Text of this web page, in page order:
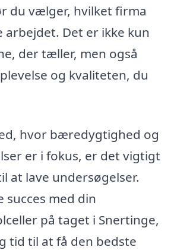
du vælger, hvilket firma
arbejdet. Det er ikke kun
der tæller, men også
og kvaliteten, du
hvor bæredygtighed og
er i fokus, er det vigtigt
at lave undersøgelser.
succes med din
på taget i Snertinge,
tid til at få den bedste